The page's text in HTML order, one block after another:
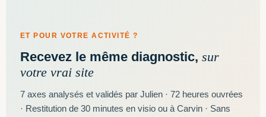
ET POUR VOTRE ACTIVITÉ ?
Recevez le même diagnostic, sur
votre vrai site
7 axes analysés et validés par Julien · 72 heures ouvrées
· Restitution de 30 minutes en visio ou à Carvin · Sans